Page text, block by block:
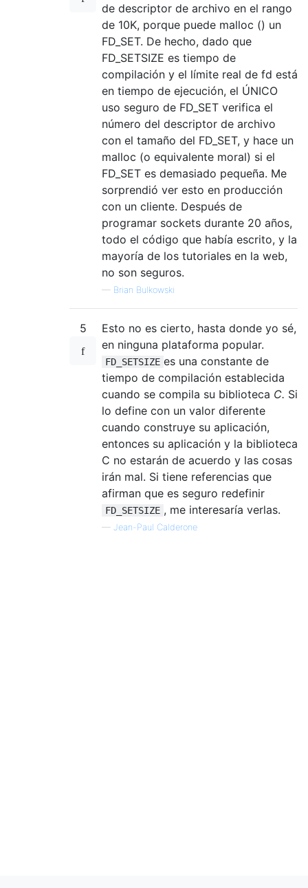
de descriptor de archivo en el rango
de 10K, porque puede malloc () un
FD_SET. De hecho, dado que
FD_SETSIZE es tiempo de
compilación y el límite real de fd está
en tiempo de ejecución, el ÚNICO
uso seguro de FD_SET verifica el
número del descriptor de archivo
con el tamaño del FD_SET, y hace un
malloc (o equivalente moral) si el
FD_SET es demasiado pequeña. Me
sorprendió ver esto en producción
con un cliente. Después de
programar sockets durante 20 años,
todo el código que había escrito, y la
mayoría de los tutoriales en la web,
no son seguros.
— Brian Bulkowski
5
Esto no es cierto, hasta donde yo sé,
en ninguna plataforma popular.
FD_SETSIZE es una constante de
tiempo de compilación establecida
cuando se compila su biblioteca C. Si
lo define con un valor diferente
cuando construye su aplicación,
entonces su aplicación y la biblioteca
C no estarán de acuerdo y las cosas
irán mal. Si tiene referencias que
afirman que es seguro redefinir
FD_SETSIZE , me interesaría verlas.
— Jean-Paul Calderone